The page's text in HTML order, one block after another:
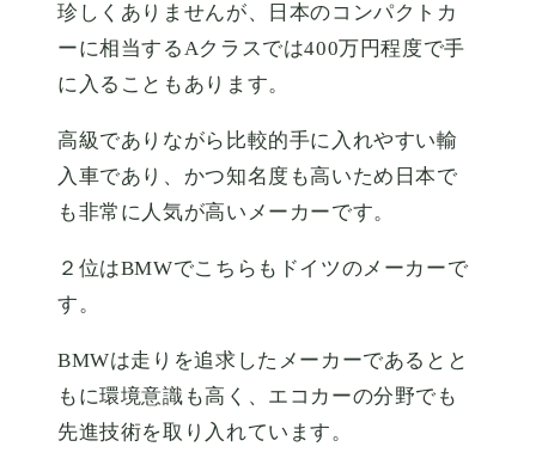
珍しくありませんが、日本のコンパクトカ
ーに相当するAクラスでは400万円程度で手
に入ることもあります。
高級でありながら比較的手に入れやすい輸
入車であり、かつ知名度も高いため日本で
も非常に人気が高いメーカーです。
２位はBMWでこちらもドイツのメーカーで
す。
BMWは走りを追求したメーカーであるとと
もに環境意識も高く、エコカーの分野でも
先進技術を取り入れています。